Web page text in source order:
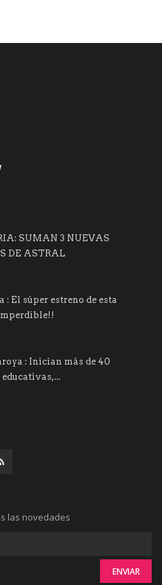
SUMAN 3 NUEVAS
DE ASTRAL
: El súper estreno de esta
: Inician más de 40
las novedades